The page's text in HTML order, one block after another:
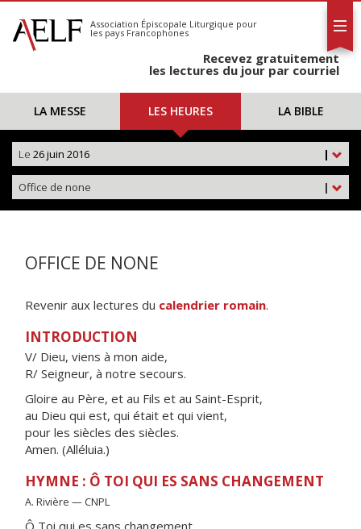
S'abonner
Calendrier
Association Épiscopale Liturgique pour
les pays Francophones
Recevez gratuitement
les lectures du jour par courriel
LA MESSE LES HEURES LA BIBLE
|
Le 26 juin 2016
|
Office de none
OFFICE DE NONE
Revenir aux lectures du calendrier romain.
INTRODUCTION
V/ Dieu, viens à mon aide,
R/ Seigneur, à notre secours.
Gloire au Père, et au Fils et au Saint-Esprit,
au Dieu qui est, qui était et qui vient,
pour les siècles des siècles.
Amen. (Alléluia.)
HYMNE : Ô TOI QUI ES SANS CHANGEMENT
A. Rivière — CNPL
Ô Toi qui es sans changement,